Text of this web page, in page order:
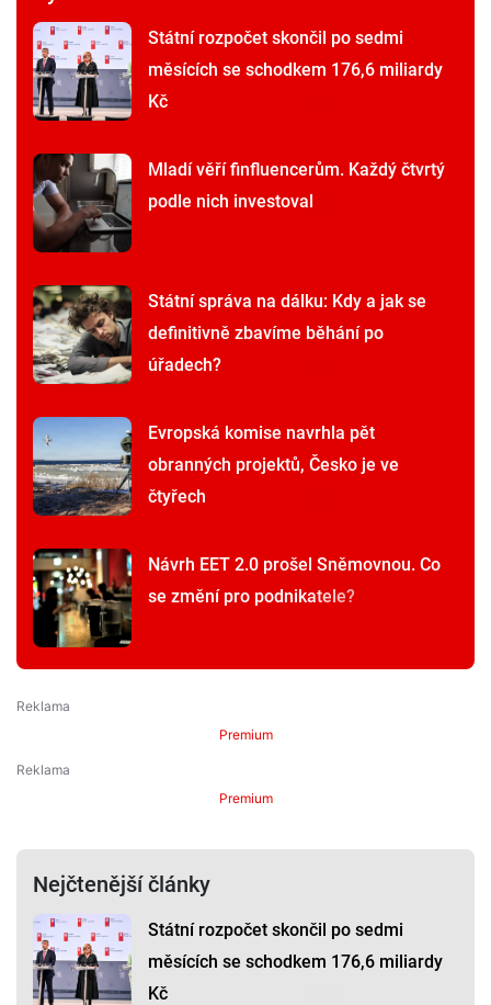
Státní rozpočet skončil po sedmi
měsících se schodkem 176,6 miliardy
Kč
Mladí věří finfluencerům. Každý čtvrtý
podle nich investoval
Státní správa na dálku: Kdy a jak se
definitivně zbavíme běhání po
úřadech?
Evropská komise navrhla pět
obranných projektů, Česko je ve
čtyřech
Návrh EET 2.0 prošel Sněmovnou. Co
se změní pro podnikatele?
Premium
Premium
Nejčtenější články
Státní rozpočet skončil po sedmi
měsících se schodkem 176,6 miliardy
Kč